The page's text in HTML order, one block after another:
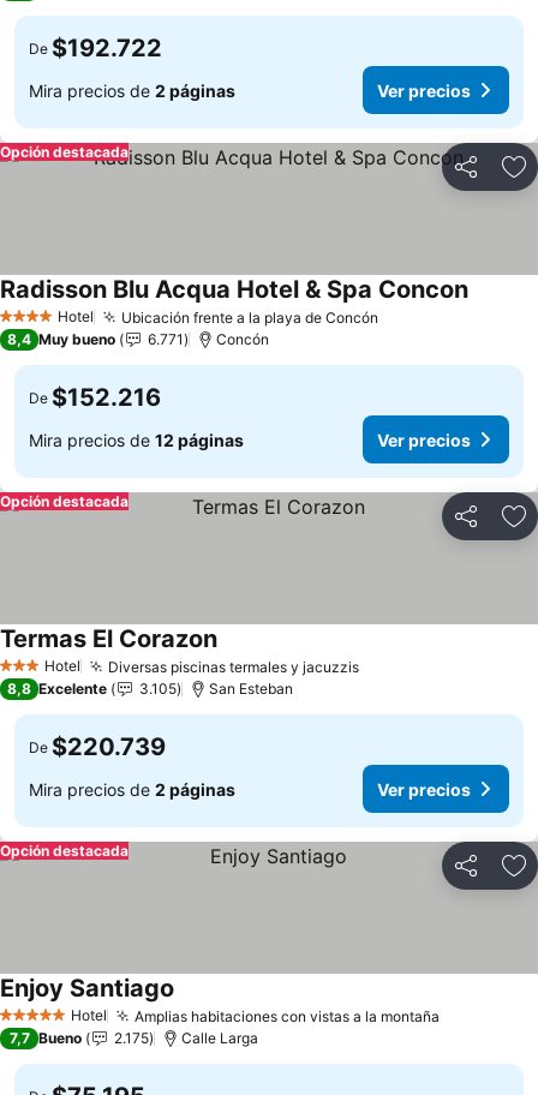
De $192.722
Mira precios de 2 páginas Ver precios
Compartir
Opción destacada
4 EstrellasHotel Ubicación frente a la playa de Concón
Radisson Blu Acqua Hotel & Spa Concon
8,4 Muy bueno 6.771 Concón
De $152.216
Mira precios de 12 páginas Ver precios
Compartir
Opción destacada
3 Estrellas
Hotel Diversas piscinas termales y jacuzzis
Termas El Corazon
8,8 Excelente 3.105 San Esteban
De $220.739
Mira precios de 2 páginas Ver precios
Compartir
Opción destacada
5 Estrellas Hotel Amplias habitaciones con vistas a la montaña
Enjoy Santiago
7,7 Bueno 2.175 Calle Larga